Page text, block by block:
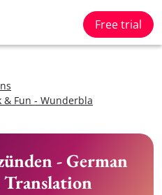
Free trial
& Fun - Wunderbla
- German
Translation